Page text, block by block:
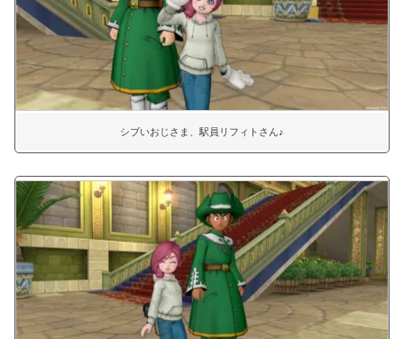
シブいおじさま、駅員リフィトさん♪